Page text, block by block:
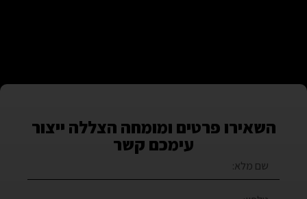
השאירו פרטים ומומחה הצללה ייצור
עימכם קשר